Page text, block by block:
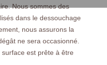
Nous sommes des
dans le dessouchage
nous assurons la
ne sera occasionné.
est prête à être